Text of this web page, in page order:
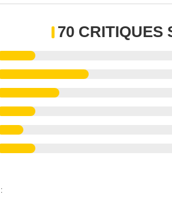
70 CRITIQUES